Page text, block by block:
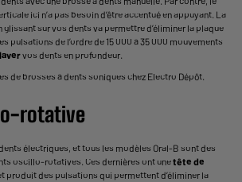
ici n’a pas besoin d’être accentué en appuyant. La
glissant sur vos dents va permettre d’éliminer la plaque
pulsations de l’ordre de 15 000 à 35 000 mouvements
lavervos dents en profondeur.
de brosses à dents soniques chez Electro Dépôt.
rotative
électriques, et tous les modèles Oral-B sont des
oscillo-rotatives. Ces dernières ont unetête de
produit des pulsations qui permettent d’éliminer la